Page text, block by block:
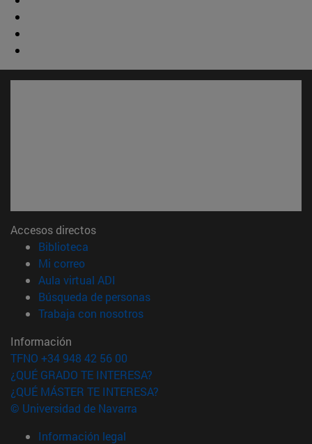
Accesos directos
Biblioteca
Mi correo(abre en nueva ventana)
Aula virtual ADI
Búsqueda de personas(abre en nueva ventana)
Trabaja con nosotros(abre en nueva ventana)
Información
TFNO +34 948 42 56 00
¿QUÉ GRADO TE INTERESA?
¿QUÉ MÁSTER TE INTERESA?
© Universidad de Navarra
Información legal